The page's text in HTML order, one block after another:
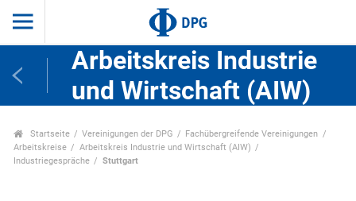
Arbeitskreis Industrie
und Wirtschaft (AIW)
Startseite Vereinigungen der DPG
Fachübergreifende Vereinigungen
Arbeitskreise
Arbeitskreis Industrie und Wirtschaft (AIW)
Industriegespräche
Stuttgart